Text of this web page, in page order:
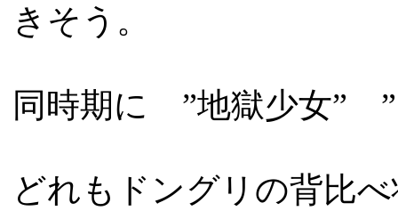
きそう。
同時期に ”地獄少女” ”
どれもドングリの背比